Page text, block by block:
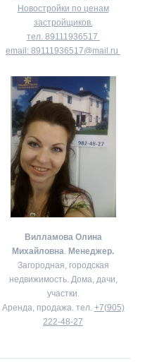
Новостройки по ценам
застройщиков.
тел. 89111936517
email: 89111936517@mail.ru
Вилламова Олина
Михайловна Менеджер.
Загородная, городская
недвижимость. Дома, дачи,
участки.
Аренда, продажа. тел. +7(905)
222-48-27